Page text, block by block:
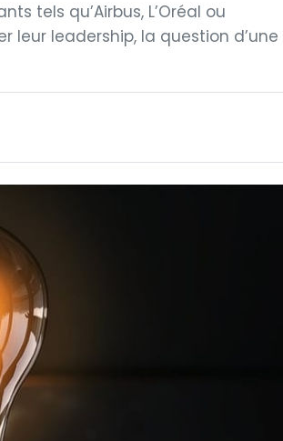
tels qu’Airbus, L’Oréal ou
leur leadership, la question d’une